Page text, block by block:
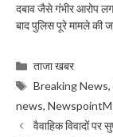
दबाव जैसे गंभीर आरोप
बाद पुलिस पूरे मामले की
Categories
ताजा खबर
Tags
Breaking News,
news,
वैवाहिक विवादों पर